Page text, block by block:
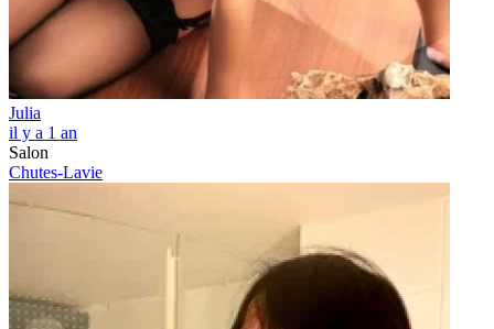
Julia
il y a 1 an
Salon
Chutes-Lavie